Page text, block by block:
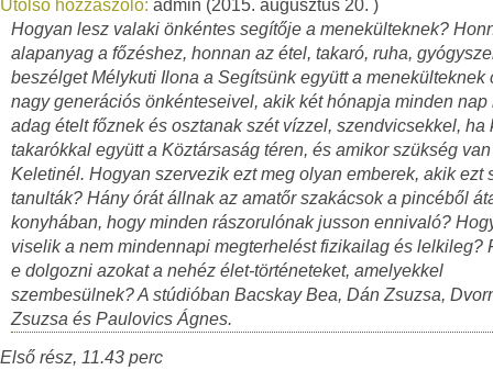
Utolsó hozzászóló: admin (2015. augusztus 20. )
Hogyan lesz valaki önkéntes segítője a menekülteknek?
alapanyag a főzéshez, honnan az étel, takaró, ruha,
beszélget Mélykuti Ilona a Segítsünk együtt a menekülteknek
nagy generációs önkénteseivel, akik két hónapja minden nap
adag ételt főznek és osztanak szét vízzel, szendvicsekkel, ha
takarókkal együtt a Köztársaság téren, és amikor szükség
Keletinél. Hogyan szervezik ezt meg olyan emberek, akik ezt
tanulták? Hány órát állnak az amatőr szakácsok a pincéből
konyhában, hogy minden rászorulónak jusson ennivaló?
viselik a nem mindennapi megterhelést fizikailag és lelkileg?
e dolgozni azokat a nehéz élet-történeteket, amelyekkel
szembesülnek? A stúdióban Bacskay Bea, Dán Zsuzsa,
Zsuzsa és Paulovics Ágnes.
Első rész, 11.43 perc